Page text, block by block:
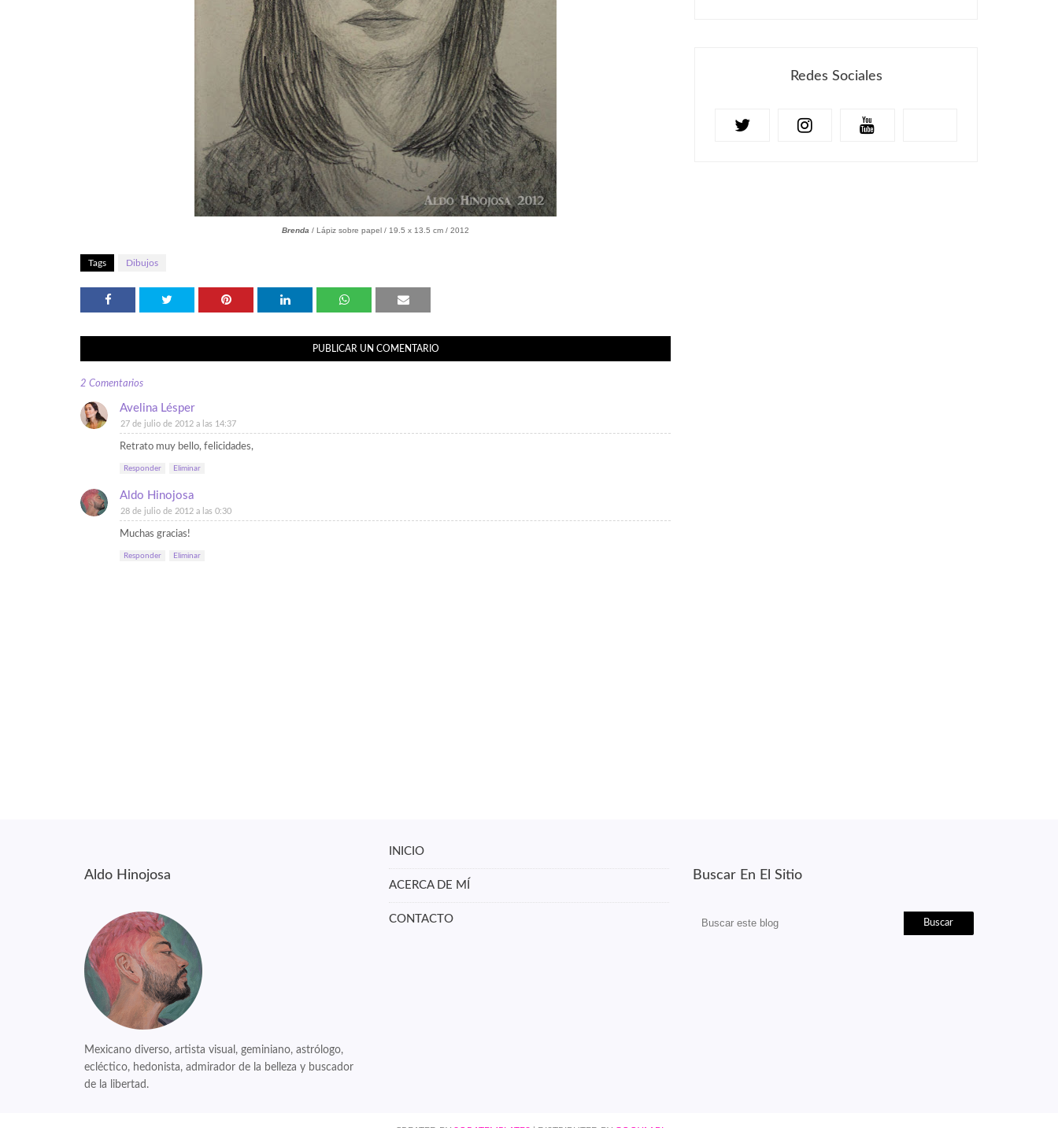
Brenda / Lápiz sobre papel / 19.5 x 13.5 cm / 2012
Tags Dibujos
PUBLICAR UN COMENTARIO
2 Comentarios
Avelina Lésper
27 de julio de 2012 a las 14:37
Retrato muy bello, felicidades,
Responder Eliminar
Aldo Hinojosa
28 de julio de 2012 a las 0:30
Muchas gracias!
Responder Eliminar
Redes Sociales
Aldo Hinojosa
Mexicano diverso, artista visual, geminiano, astrólogo,
ecléctico, hedonista, admirador de la belleza y buscador
de la libertad.
INICIO
ACERCA DE MÍ
CONTACTO
Buscar En El Sitio